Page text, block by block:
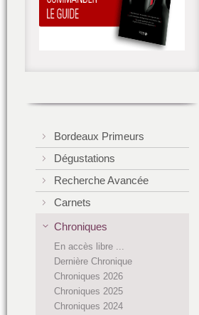
Bordeaux Primeurs
Dégustations
Recherche Avancée
Carnets
Chroniques
En accès libre ...
Dernière Chronique
Chroniques 2026
Chroniques 2025
Chroniques 2024